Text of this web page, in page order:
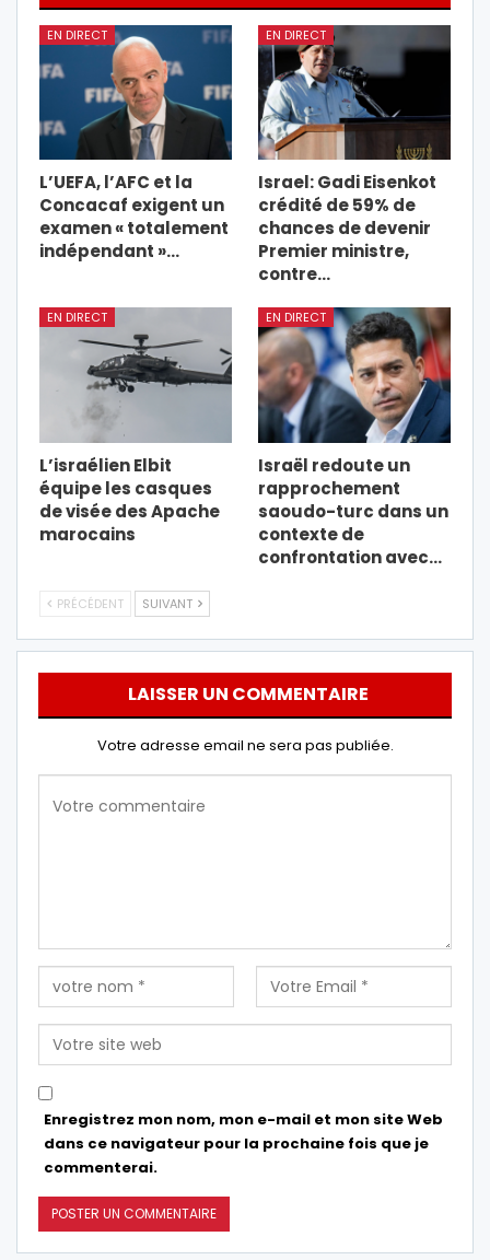
EN DIRECT
L’UEFA, l’AFC et la
Concacaf exigent un
examen « totalement
indépendant »…
EN DIRECT
Israel: Gadi Eisenkot
crédité de 59% de
chances de devenir
Premier ministre,
contre…
EN DIRECT
L’israélien Elbit
équipe les casques
de visée des Apache
marocains
EN DIRECT
Israël redoute un
rapprochement
saoudo-turc dans un
contexte de
confrontation avec…
PRÉCÉDENT SUIVANT
LAISSER UN COMMENTAIRE
Votre adresse email ne sera pas publiée.
Enregistrez mon nom, mon e-mail et mon site Web
dans ce navigateur pour la prochaine fois que je
commenterai.